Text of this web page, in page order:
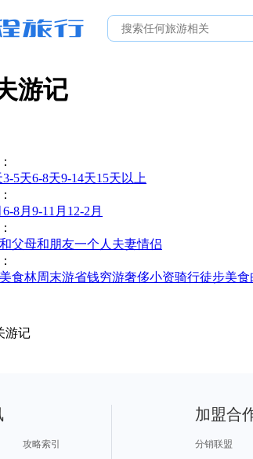
游记
：
3-5天6-8天9-14天15天以上
：
6-8月 9-11月 12-2月
：
和父母和朋友一个人 夫妻情侣
：
美食林周末游省钱穷游奢侈小资骑行徒步美食
游记
攻略索引
加盟合
分销联盟